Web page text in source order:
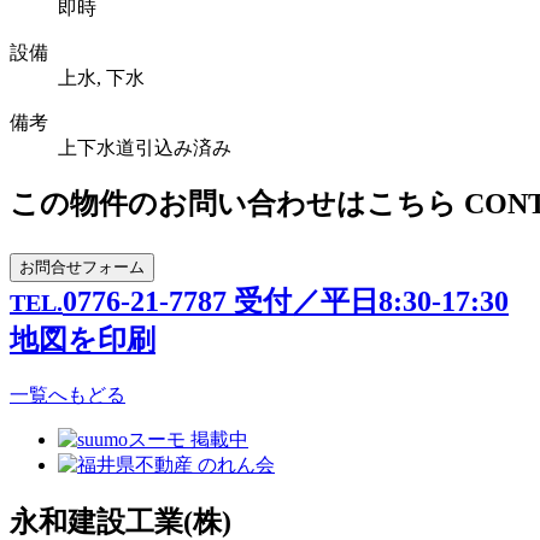
即時
設備
上水, 下水
備考
上下水道引込み済み
この物件のお問い合わせはこちら
お問合せフォーム
TEL.0776-21-7787 受付／平日8:30-17:30
地図を印刷
一覧へもどる
永和建設工業(株)